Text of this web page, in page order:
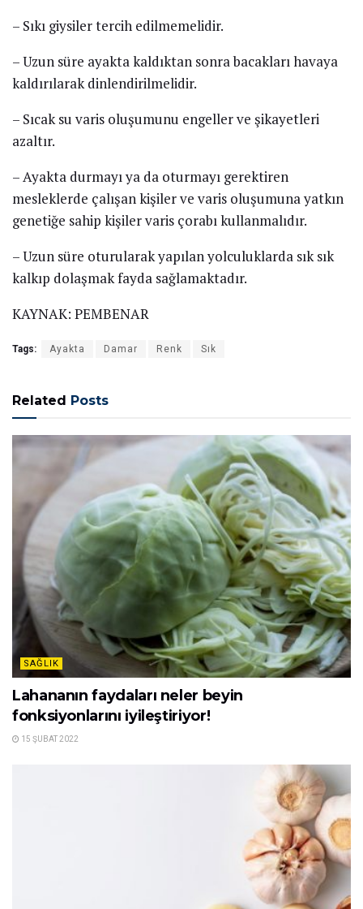
– Sıkı giysiler tercih edilmemelidir.
– Uzun süre ayakta kaldıktan sonra bacakları havaya
kaldırılarak dinlendirilmelidir.
– Sıcak su varis oluşumunu engeller ve şikayetleri
azaltır.
– Ayakta durmayı ya da oturmayı gerektiren
mesleklerde çalışan kişiler ve varis oluşumuna yatkın
genetiğe sahip kişiler varis çorabı kullanmalıdır.
– Uzun süre oturularak yapılan yolculuklarda sık sık
kalkıp dolaşmak fayda sağlamaktadır.
KAYNAK: PEMBENAR
Tags: Ayakta Damar Renk Sık
Related Posts
SAĞLIK
Lahananın faydaları neler beyin
fonksiyonlarını iyileştiriyor!
15 ŞUBAT 2022